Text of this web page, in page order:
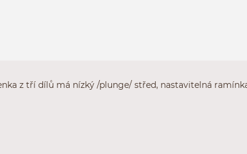
z tří dílů má nízký /plunge/ střed, nastavitelná